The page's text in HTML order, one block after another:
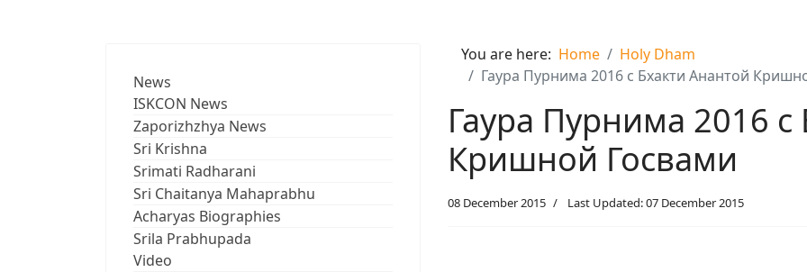
News
ISKCON News
Zaporizhzhya News
Sri Krishna
Srimati Radharani
Sri Chaitanya Mahaprabhu
Acharyas Biographies
Srila Prabhupada
Video
You are here: Home
Holy Dham
Гаура Пурнима 2016 с Бхакти Анантой
Гаура Пурнима 2016 с
Кришной Госвами
08 December 2015 Last Updated: 07 December 2015